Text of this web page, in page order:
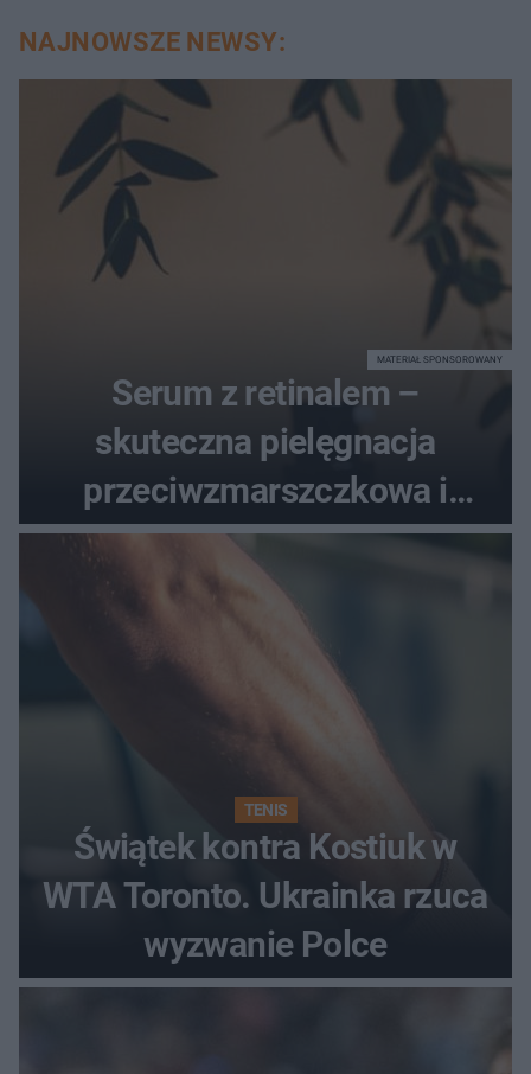
NAJNOWSZE NEWSY:
Serum z retinalem –
skuteczna pielęgnacja
przeciwzmarszczkowa i
regenerująca
MATERIAŁ SPONSOROWANY
TENIS
Świątek kontra Kostiuk w
WTA Toronto. Ukrainka rzuca
wyzwanie Polce